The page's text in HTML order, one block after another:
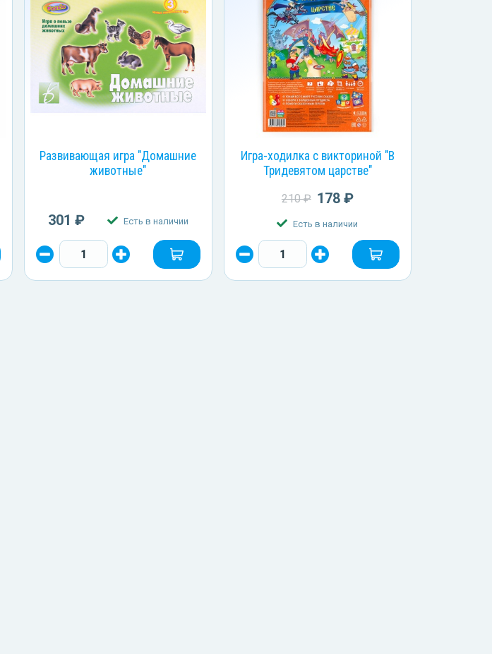
Развивающая игра "Домашние
животные"
301 ₽ Есть в наличии
Игра-ходилка с викториной "В
Тридевятом царстве"
210 ₽ 178 ₽
Есть в наличии